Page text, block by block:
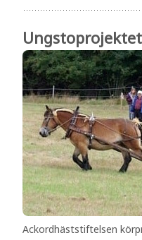
Ungstoprojektet
Ackordhäststiftelsen